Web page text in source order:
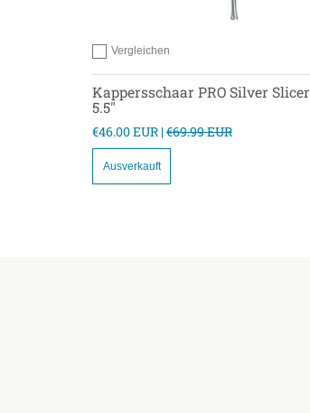
Hinzufügen zum vergleichen
Vergleichen
Kappersschaar PRO Silver Slicer
5.5"
€46.00 EUR |€69.99 EUR
Ausverkauft